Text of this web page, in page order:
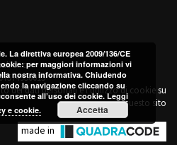
Snc
dei dati personali e l'utilizzo di cookie su
questo sito
made in
La direttiva europea 2009/136/CE
per maggiori informazioni vi
nostra informativa. Chiudendo
la navigazione cliccando su
all’uso dei cookie.Leggi
e cookie.
Accetta